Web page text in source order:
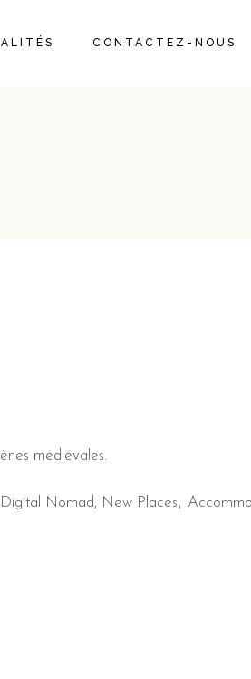
CONTACTEZ-NOUS
médiévales.
Digital Nomad, New Places